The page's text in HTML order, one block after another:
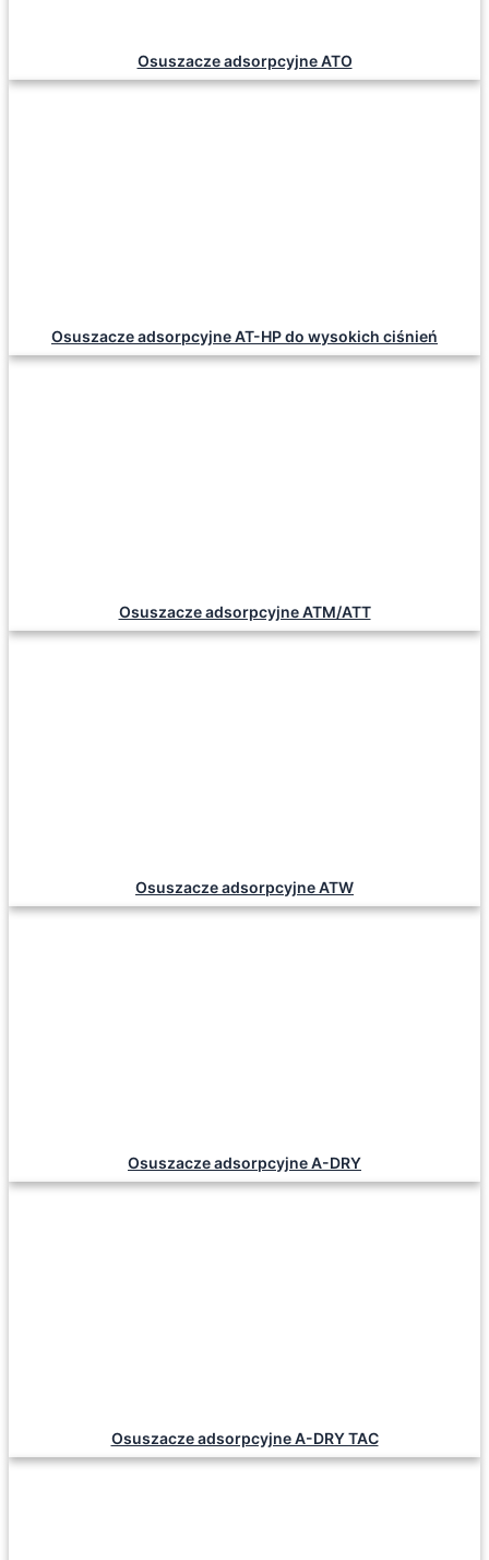
Osuszacze adsorpcyjne ATO
Osuszacze adsorpcyjne AT-HP do wysokich ciśnień
Osuszacze adsorpcyjne ATM/ATT
Osuszacze adsorpcyjne ATW
Osuszacze adsorpcyjne A-DRY
Osuszacze adsorpcyjne A-DRY TAC